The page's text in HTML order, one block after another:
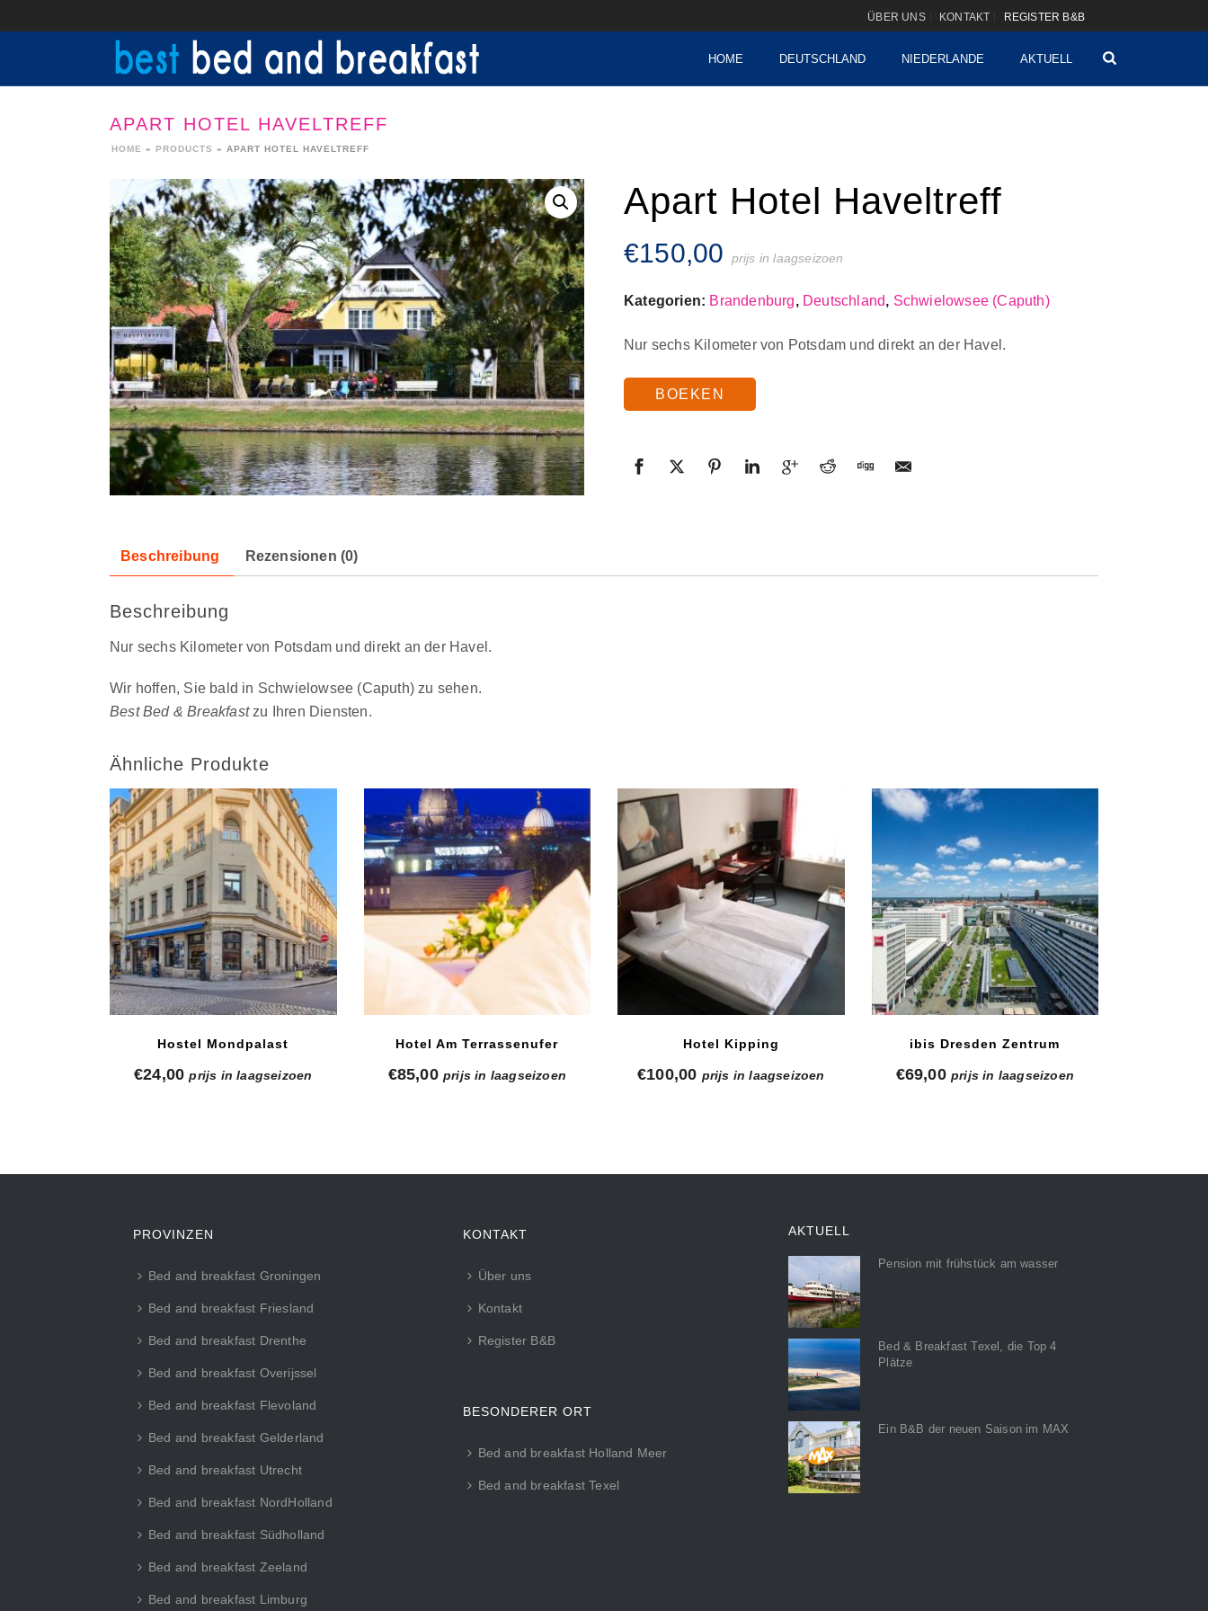
ÜBER UNS KONTAKT REGISTER B&B
HOME DEUTSCHLAND NIEDERLANDE AKTUELL
APART HOTEL HAVELTREFF
HOME » PRODUCTS » APART HOTEL HAVELTREFF
Apart Hotel Haveltreff
€150,00 prijs in laagseizoen
Kategorien: Brandenburg, Deutschland, Schwielowsee (Caputh)
Nur sechs Kilometer von Potsdam und direkt an der Havel.
BOEKEN
Beschreibung Rezensionen (0)
Beschreibung
Nur sechs Kilometer von Potsdam und direkt an der Havel.
Wir hoffen, Sie bald in Schwielowsee (Caputh) zu sehen.
Best Bed & Breakfastzu Ihren Diensten.
Ähnliche Produkte
Hostel Mondpalast
€24,00 prijs in laagseizoen
Hotel Am Terrassenufer
€85,00 prijs in laagseizoen
Hotel Kipping
€100,00 prijs in laagseizoen
ibis Dresden Zentrum
€69,00 prijs in laagseizoen
PROVINZEN
Bed and breakfast Groningen
Bed and breakfast Friesland
Bed and breakfast Drenthe
Bed and breakfast Overijssel
Bed and breakfast Flevoland
Bed and breakfast Gelderland
Bed and breakfast Utrecht
Bed and breakfast NordHolland
Bed and breakfast Südholland
Bed and breakfast Zeeland
Bed and breakfast Limburg
KONTAKT
Über uns
Kontakt
Register B&B
BESONDERER ORT
Bed and breakfast Holland Meer
Bed and breakfast Texel
AKTUELL
Pension mit frühstück am wasser
Bed & Breakfast Texel, die Top 4
Plätze
Ein B&B der neuen Saison im MAX